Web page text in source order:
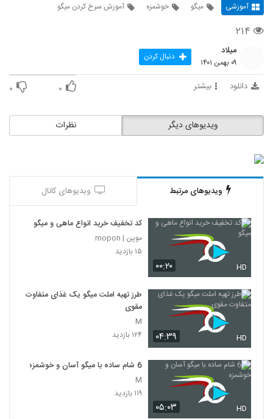
آموزشی میگو خوشمزه آموزش سرخ کردن میگو
۲۱۴
میلاد
۰۹ بهمن ۱۴۰۱ دنبال کردن
دانلود بیشتر ۰ ۰
نظرات ویدیوهای دیگر
ویدیوهای مرتبط ویدیوهای کانال
۰۰:۲۰ HD
کد تخفیف خرید انواع ماهی و میگو
موپن | mopon
۱۵ بازدید
۰۴:۳۹ HD
طرز تهیه املت میگو یک غذای متفاوت
مقوی
M
۱۲۴ بازدید
۰۵:۰۳ HD
6 شام ساده با میگو آسان و خوشمزه
M
۱۱۹ بازدید